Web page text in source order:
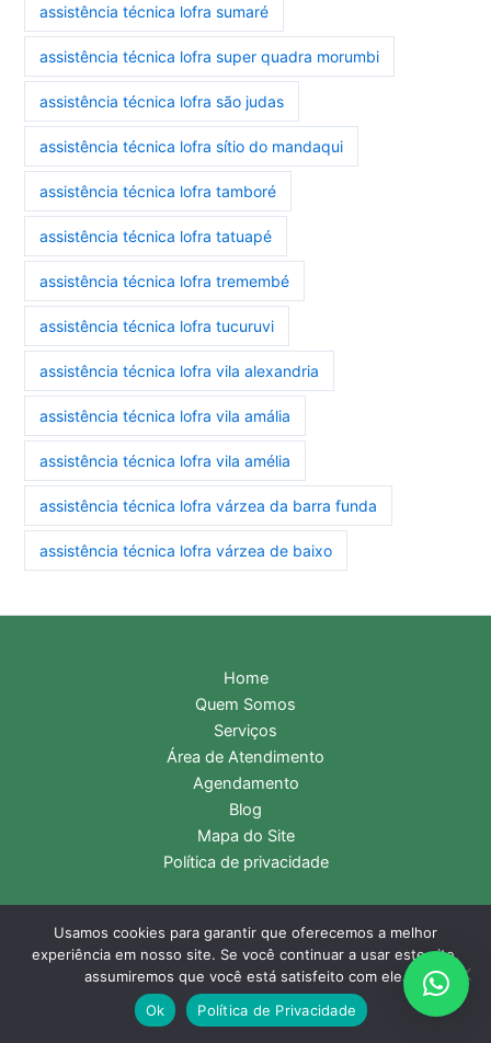
assistência técnica lofra sumaré
assistência técnica lofra super quadra morumbi
assistência técnica lofra são judas
assistência técnica lofra sítio do mandaqui
assistência técnica lofra tamboré
assistência técnica lofra tatuapé
assistência técnica lofra tremembé
assistência técnica lofra tucuruvi
assistência técnica lofra vila alexandria
assistência técnica lofra vila amália
assistência técnica lofra vila amélia
assistência técnica lofra várzea da barra funda
assistência técnica lofra várzea de baixo
Home
Quem Somos
Serviços
Área de Atendimento
Agendamento
Blog
Mapa do Site
Política de privacidade
Copyright © 2026 Assistência Técnica Lofra | Central de
Atendimento:11 2985-9116- WhatsApp:11 99331-2476
Usamos cookies para garantir que oferecemos a melhor
experiência em nosso site. Se você continuar a usar este site,
assumiremos que você está satisfeito com ele.
Ok
Política de Privacidade